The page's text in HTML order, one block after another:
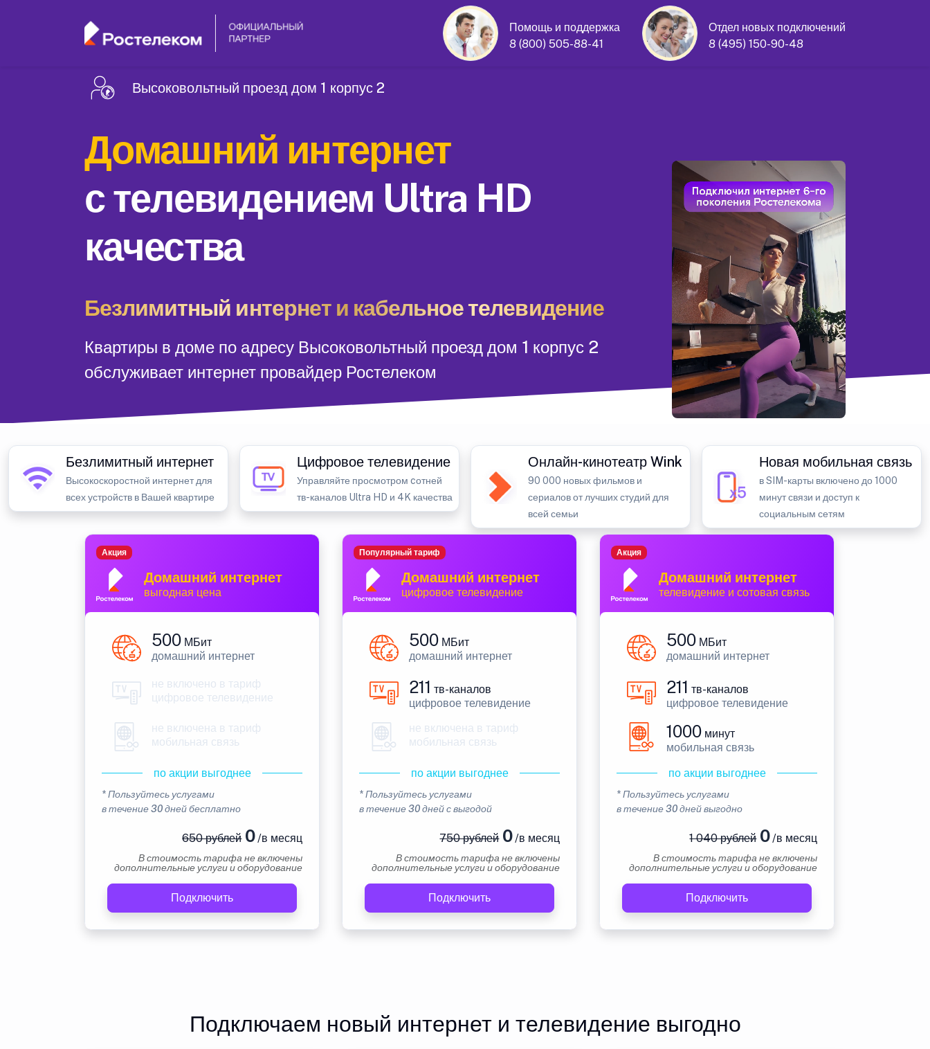
Помощь и поддержка
8 (800) 505-88-41
Отдел новых подключений
8 (495) 150-90-48
Высоковольтный проезд дом 1 корпус 2
Домашний интернет
с телевидением Ultra HD
качества
Безлимитный интернет и кабельное телевидение
Квартиры в доме по адресу Высоковольтный проезд дом 1 корпус 2
обслуживает интернет провайдер Ростелеком
Безлимитный интернет
Высокоскоростной интернет для
всех устройств в Вашей квартире
Цифровое телевидение
Управляйте просмотром cотней
тв-каналов Ultra HD и 4K качества
Онлайн-кинотеатр Wink
90 000 новых фильмов и
сериалов от лучших студий для
всей семьи
Новая мобильная связь
в SIM-карты включено до 1000
минут связи и доступ к
социальным сетям
Домашний интернет
выгодная цена
Акция
500 МБит
домашний интернет
не включено в тариф
цифровое телевидение
не включена в тариф
мобильная связь
по акции выгоднее
* Пользуйтесь услугами
в течение 30 дней бесплатно
650 рублей0/в месяц
В стоимость тарифа не включены
дополнительные услуги и оборудование
Подключить
Домашний интернет
цифровое телевидение
Популярный тариф
500 МБит
домашний интернет
211 тв-каналов
цифровое телевидение
не включена в тариф
мобильная связь
по акции выгоднее
* Пользуйтесь услугами
в течение 30 дней с выгодой
750 рублей0/в месяц
В стоимость тарифа не включены
дополнительные услуги и оборудование
Подключить
Домашний интернет
телевидение и сотовая связь
Акция
500 МБит
домашний интернет
211 тв-каналов
цифровое телевидение
1000 минут
мобильная связь
по акции выгоднее
* Пользуйтесь услугами
в течение 30 дней выгодно
1 040 рублей0/в месяц
В стоимость тарифа не включены
дополнительные услуги и оборудование
Подключить
Подключаем новый интернет и телевидение выгодно